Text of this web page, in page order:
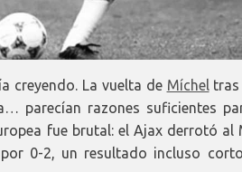
creyendo. La vuelta de Mícheltras
parecían razones suficientes
fue brutal: el Ajax derrotó
0-2, un resultado incluso